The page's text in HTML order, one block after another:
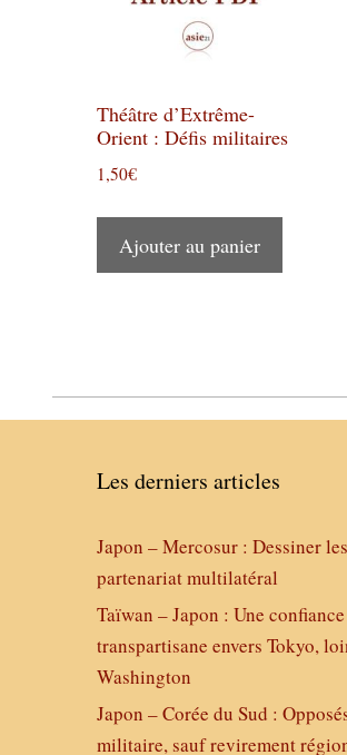
Théâtre d’Extrême-
Orient : Défis militaires
1,50€
Ajouter au panier
Les derniers articles
Japon – Mercosur : Dessiner
partenariat multilatéral
Taïwan – Japon : Une
transpartisane envers Tokyo,
Washington
Japon – Corée du Sud :
militaire, sauf revirement